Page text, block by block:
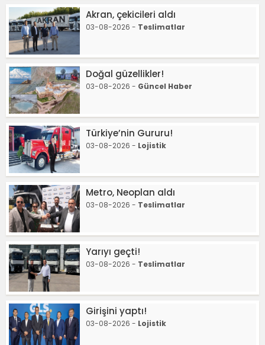
Akran, çekicileri aldı
03-08-2026 - Teslimatlar
Doğal güzellikler!
03-08-2026 - Güncel Haber
Türkiye’nin Gururu!
03-08-2026 - Lojistik
Metro, Neoplan aldı
03-08-2026 - Teslimatlar
Yarıyı geçti!
03-08-2026 - Teslimatlar
Girişini yaptı!
03-08-2026 - Lojistik